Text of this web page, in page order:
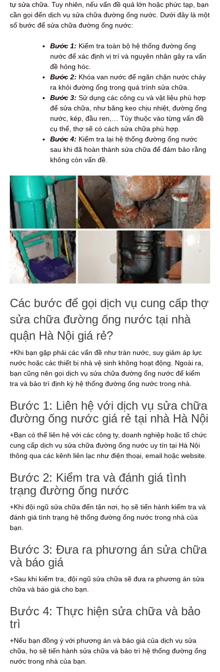
tự sửa chữa. Tuy nhiên, nếu vấn đề quá lớn hoặc phức tạp, bạn
cần gọi đến dịch vụ sửa chữa đường ống nước. Dưới đây là một
số bước để sửa chữa đường ống nước:
Bước 1: Kiểm tra toàn bộ hệ thống đường ống
nước để xác định vị trí và nguyên nhân gây ra vấn
đề hỏng hóc.
Bước 2: Khóa van nước để ngăn chặn nước chảy
ra khỏi đường ống trong quá trình sửa chữa.
Bước 3: Sử dụng các công cụ và vật liệu phù hợp
để sửa chữa, như băng keo chịu nhiệt, đường ống
nước, kép, đầu ren,… Tùy thuộc vào từng vấn đề
cụ thể, thợ sẽ có cách sửa chữa phù hợp.
Bước 4: Kiểm tra lại hệ thống đường ống nước
sau khi đã hoàn thành sửa chữa để đảm bảo rằng
không còn vấn đề.
Các bước để gọi dịch vụ cung cấp thợ
sửa chữa đường ống nước tại nhà
quận Hà Nội giá rẻ?
+Khi bạn gặp phải các vấn đề như tràn nước, suy giảm áp lực
nước hoặc các thiết bị nhà vệ sinh không hoạt động. Ngoài ra,
bạn cũng nên gọi dịch vụ sửa chữa đường ống nước để kiểm
tra và bảo trì định kỳ hệ thống đường ống nước trong nhà.
Bước 1: Liên hệ với dịch vụ sửa chữa
đường ống nước giá rẻ tại nhà Hà Nội
+Bạn có thể liên hệ với các công ty, doanh nghiệp hoặc tổ chức
cung cấp dịch vụ sửa chữa đường ống nước uy tín tại Hà Nội
thông qua các kênh liên lạc như điện thoại, email hoặc website.
Bước 2: Kiểm tra và đánh giá tình
trạng đường ống nước
+Khi đội ngũ sửa chữa đến tận nơi, họ sẽ tiến hành kiểm tra và
đánh giá tình trạng hệ thống đường ống nước trong nhà của
bạn.
Bước 3: Đưa ra phương án sửa chữa
và báo giá
+Sau khi kiểm tra, đội ngũ sửa chữa sẽ đưa ra phương án sửa
chữa và báo giá cho bạn.
Bước 4: Thực hiện sửa chữa và bảo
trì
+Nếu bạn đồng ý với phương án và báo giá của dịch vụ sửa
chữa, họ sẽ tiến hành sửa chữa và bảo trì hệ thống đường ống
nước trong nhà của bạn.